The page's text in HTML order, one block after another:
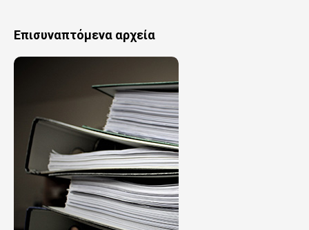
Επισυναπτόμενα αρχεία